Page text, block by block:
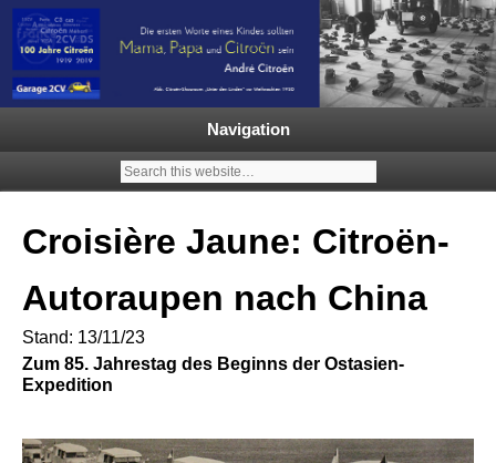
Ein neuer Citroën 2CV | ECO
2000 |1.200 Enten mehr in
Deutschland | French Classic
Events |
Garage 2CV – Automobile Klassiker
Navigation
Croisière Jaune: Citroën-
Autoraupen nach China
Stand: 13/11/23
Zum 85. Jahrestag des Beginns der Ostasien-
Expedition